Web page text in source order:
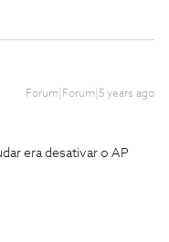
Forum|Forum|5 years ago
era desativar o AP